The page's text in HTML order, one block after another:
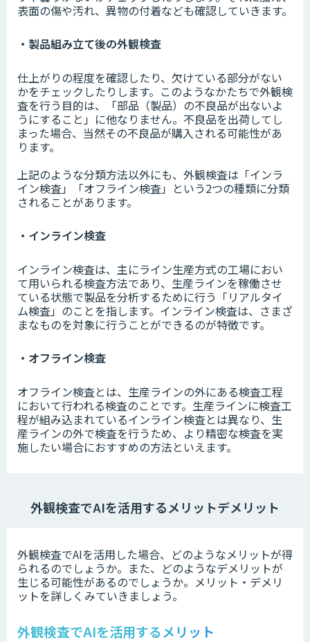
表面の傷や汚れ、異物の付着なども確認していきます。
・製品組み立て後の外観検査
仕上がりの程度を確認したり、欠けている部分がない
かをチェックしたりします。このようなかたちで外観検
査を行う目的は、「部品（製品）の不良品が出ないよ
うにすること」に他なりません。不良品を出荷してし
まった場合、当然その不良品が購入される可能性があ
ります。
上記のような分類方法以外にも、外観検査は「インラ
イン検査」「オフライン検査」という2つの種類に分類
されることがあります。
・インライン検査
インライン検査は、主にライン生産方式の工場におい
て用いられる検査方法であり、生産ラインを稼働させ
ている状態で製品を分析するために行う「リアルタイ
ム検査」のことを指します。インライン検査は、さまざ
まなものを対象に行うことができるのが特徴です。
・オフライン検査
オフライン検査とは、生産ラインの外にある検査工程
において行われる検査のことです。生産ラインに検査工
程が組み込まれているインライン検査とは異なり、生
産ラインの外で検査を行うため、より精密な検査を実
施したい場合におすすめの方法といえます。
外観検査でAIを活用するメリットデメリット
外観検査でAIを活用した場合、どのようなメリットが得
られるのでしょうか。また、どのようなデメリットが
生じる可能性があるのでしょうか。メリット・デメリ
ットを詳しくみていきましょう。
外観検査でAIを活用するメリット